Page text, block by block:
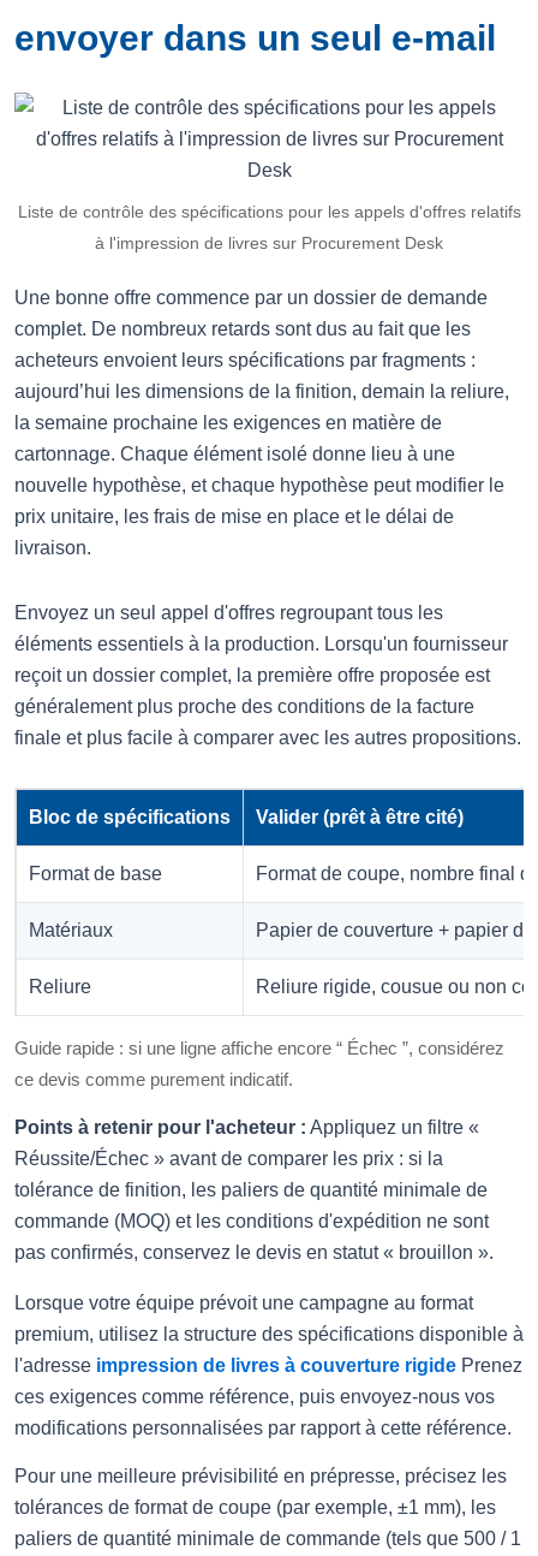
envoyer dans un seul e-mail
Liste de contrôle des spécifications pour les appels d'offres relatifs
à l'impression de livres sur Procurement Desk
Une bonne offre commence par un dossier de demande
complet. De nombreux retards sont dus au fait que les
acheteurs envoient leurs spécifications par fragments :
aujourd’hui les dimensions de la finition, demain la reliure,
la semaine prochaine les exigences en matière de
cartonnage. Chaque élément isolé donne lieu à une
nouvelle hypothèse, et chaque hypothèse peut modifier le
prix unitaire, les frais de mise en place et le délai de
livraison.
Envoyez un seul appel d'offres regroupant tous les
éléments essentiels à la production. Lorsqu'un fournisseur
reçoit un dossier complet, la première offre proposée est
généralement plus proche des conditions de la facture
finale et plus facile à comparer avec les autres propositions.
Bloc de spécifications Valider (prêt à être cité)
Format de base Format de coupe, nombre final
Matériaux Papier de couverture + papier
Reliure Reliure rigide, cousue ou non
Guide rapide : si une ligne affiche encore “ Échec ”, considérez
ce devis comme purement indicatif.
Points à retenir pour l'acheteur : Appliquez un filtre «
Réussite/Échec » avant de comparer les prix : si la
tolérance de finition, les paliers de quantité minimale de
commande (MOQ) et les conditions d'expédition ne sont
pas confirmés, conservez le devis en statut « brouillon ».
Lorsque votre équipe prévoit une campagne au format
premium, utilisez la structure des spécifications disponible à
l'adresse impression de livres à couverture rigide Prenez
ces exigences comme référence, puis envoyez-nous vos
modifications personnalisées par rapport à cette référence.
Pour une meilleure prévisibilité en prépresse, précisez les
tolérances de format de coupe (par exemple, ±1 mm), les
paliers de quantité minimale de commande (tels que 500 / 1